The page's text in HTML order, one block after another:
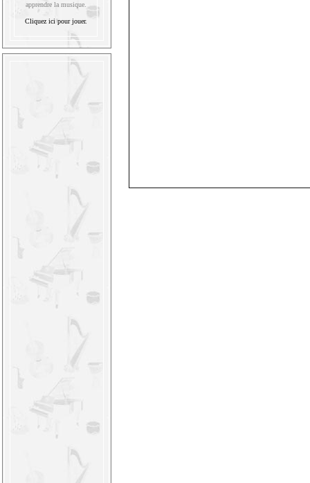
apprendre la musique.
Cliquez ici pour jouer.